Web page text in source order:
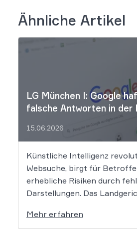
Ähnliche Artikel
LG München I: Google
falsche Antworten in der
15.06.2026
Künstliche Intelligenz
Websuche, birgt für
erhebliche Risiken durch
Darstellungen. Das
rechtliche Grenzen. Werden
automatisierten KI-
Mehr erfahren